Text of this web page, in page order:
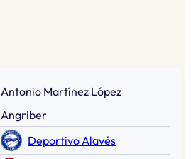
Antonio Martínez López
Angriber
Deportivo Alavés